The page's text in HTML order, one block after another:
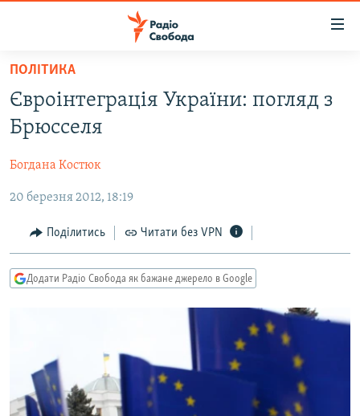
Перейти
основного
матеріалу
Перейти
до
навігації
Перейти
пошуку
ВСЕ ЗА ДОБУ
СТАТТІ
ПОЛІТИКА
ЕКОНОМІКА
СУСПІЛЬСТВО
СПОРТ
ВІЙНА
РОСІЙСЬКА «ФІЛЬТРАЦІЯ»
ДОНБАС.РЕАЛІЇ
КРИМ.РЕАЛІЇ
ТИ ЯК?
МУЛЬТИМЕДІА
ФОТО
ПОЛІТИКА
Євроінтеграція України: погляд з
Брюсселя
Богдана Костюк
20 березня 2012, 18:19
Поділитись Читати без VPN
Додати Радіо Свобода як бажане джерело в Google